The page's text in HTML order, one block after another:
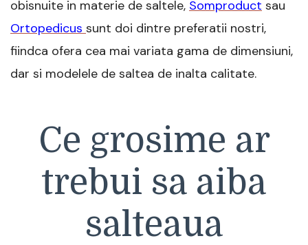
obisnuite in materie de saltele, Somproduct sau
Ortopedicus sunt doi dintre preferatii nostri,
fiindca ofera cea mai variata gama de dimensiuni,
dar si modelele de saltea de inalta calitate.
Ce grosime ar
trebui sa aiba
salteaua